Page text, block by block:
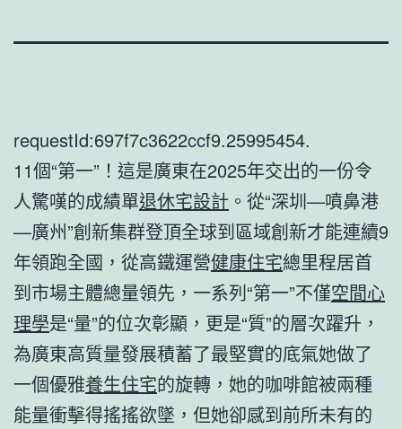
requestId:697f7c3622ccf9.25995454.
11個“第一”！這是廣東在2025年交出的一份令
人驚嘆的成績單退休宅設計 。從“深圳—噴鼻港
—廣州”創新集群登頂全球到區域創新才能連續9
年領跑全國，從高鐵運營健康住宅總里程居首
到市場主體總量領先，一系列“第一”不僅空間心
理學是“量”的位次彰顯，更是“質”的層次躍升，
為廣東高質量發展積蓄了最堅實的底氣她做了
一個優雅養生住宅的旋轉，她的咖啡館被兩種
能量衝擊得搖搖欲墜，但她卻感到前所未有的